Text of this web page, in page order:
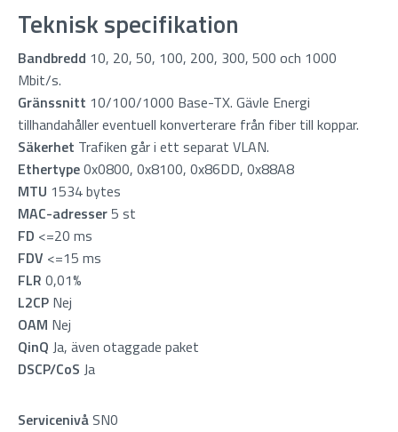
Teknisk specifikation
Bandbredd 10, 20, 50, 100, 200, 300, 500 och 1000
Mbit/s.
Gränssnitt 10/100/1000 Base-TX. Gävle Energi
tillhandahåller eventuell konverterare från fiber till koppar.
Säkerhet Trafiken går i ett separat VLAN.
Ethertype0x0800, 0x8100, 0x86DD, 0x88A8
MTU 1534 bytes
MAC-adresser5 st
FD <=20 ms
FDV <=15 ms
FLR 0,01%
L2CP Nej
OAM Nej
QinQ Ja, även otaggade paket
DSCP/CoS Ja
ServicenivåSN0